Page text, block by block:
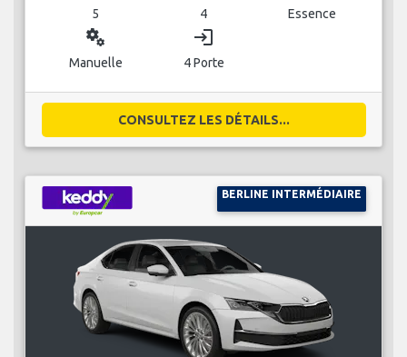
5 4 Essence
miscellaneous_services
Manuelle
login
4 Porte
CONSULTEZ LES DÉTAILS...
BERLINE INTERMÉDIAIRE